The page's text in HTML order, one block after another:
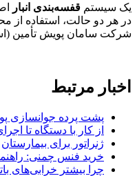
یک سیستم قفسه‌بندی انبار
در هر دو حالت، استفاده از
شرکت سامان پویش تأمین
اخبار مرتبط
پشت پرده جوانسازی
از کار با دستگاه تا
ژنراتور برای بیمارستان
خرید فنس چمنی:
چرا بیشتر خرابی‌های